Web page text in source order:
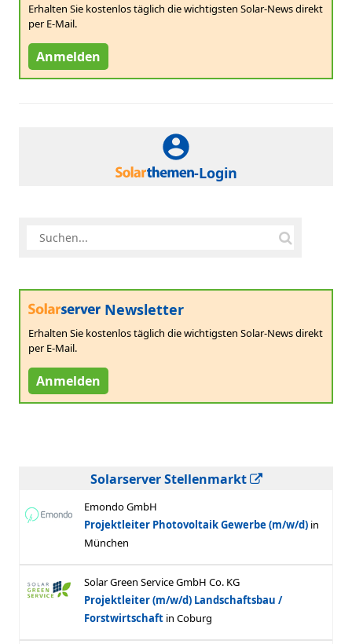
Erhalten Sie kostenlos täglich die wichtigsten Solar-News direkt
per E-Mail.
Anmelden
-Login
Newsletter
Erhalten Sie kostenlos täglich die wichtigsten Solar-News direkt
per E-Mail.
Anmelden
Solarserver Stellenmarkt